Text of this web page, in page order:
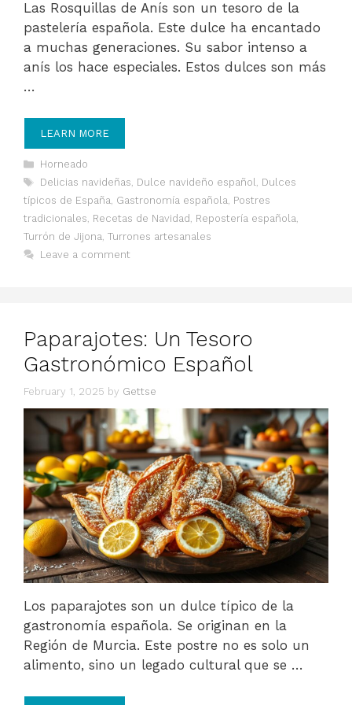
Las Rosquillas de Anís son un tesoro de la
pastelería española. Este dulce ha encantado
a muchas generaciones. Su sabor intenso a
anís los hace especiales. Estos dulces son más
…
LEARN MORE
Categories
Horneado
Tags
Delicias navideñas, Dulce navideño español, Dulces
típicos de España, Gastronomía española, Postres
tradicionales, Recetas de Navidad , Repostería española,
Turrón de Jijona, Turrones artesanales
Leave a comment
Paparajotes: Un Tesoro
Gastronómico Español
February 1, 2025 by Gettse
Los paparajotes son un dulce típico de la
gastronomía española. Se originan en la
Región de Murcia. Este postre no es solo un
alimento, sino un legado cultural que se …